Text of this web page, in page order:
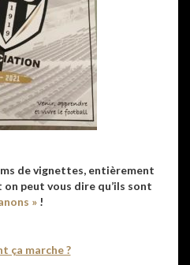
de vignettes, entièrement
peut vous dire qu’ils sont
»!
ça marche ?